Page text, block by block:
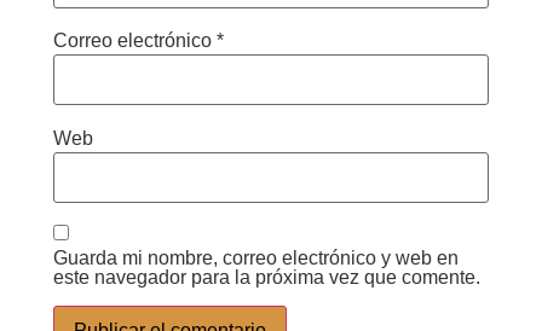
Correo electrónico *
Web
Guarda mi nombre, correo electrónico y web en
este navegador para la próxima vez que comente.